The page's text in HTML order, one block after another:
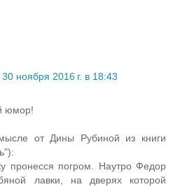
30 ноября 2016 г. в 18:43
юмор!
от Дины Рубиной из книги
пронесся погром. Наутро Федор
лавки, на дверях которой